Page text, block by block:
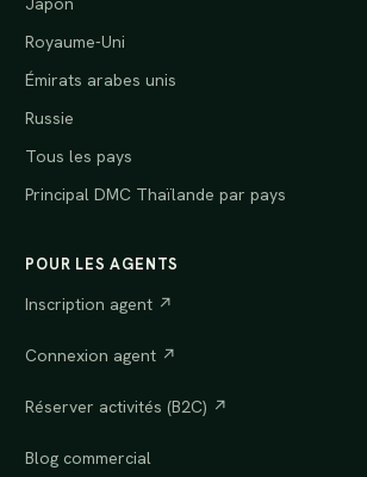
Royaume-Uni
Émirats arabes unis
Russie
Tous les pays
Principal DMC Thaïlande par pays
POUR LES AGENTS
Inscription agent ↗
Connexion agent ↗
Réserver activités (B2C) ↗
Blog commercial